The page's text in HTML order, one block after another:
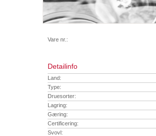
Vare nr.:
Detailinfo
Land:
Type:
Druesorter:
Lagring:
Gæring:
Certificering:
Svovl: